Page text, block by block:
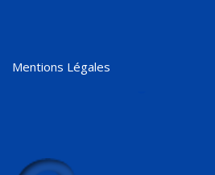
Mentions Légales